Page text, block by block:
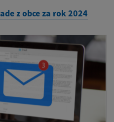
z obce za rok 2024